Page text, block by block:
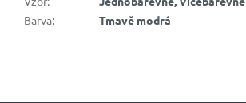
Barva: Tmavě modrá